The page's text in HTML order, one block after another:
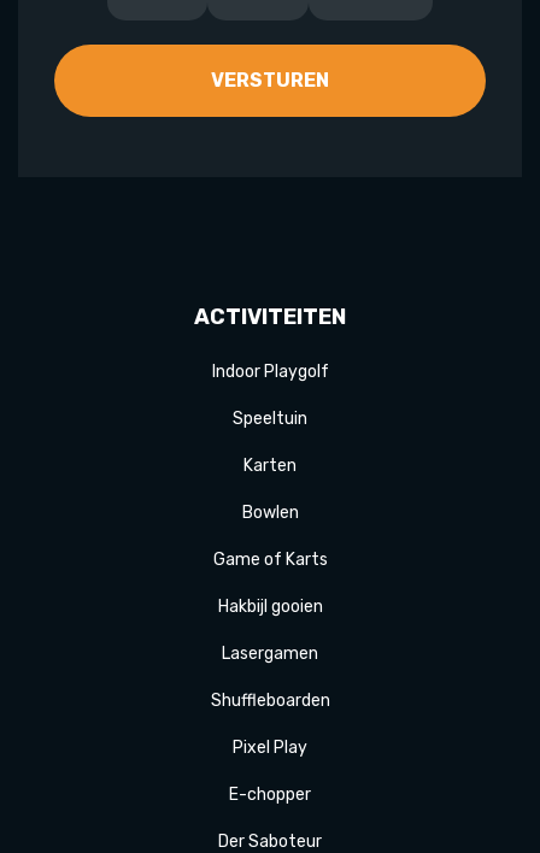
ACTIVITEITEN
Indoor Playgolf
Speeltuin
Karten
Bowlen
Game of Karts
Hakbijl gooien
Lasergamen
Shuffleboarden
Pixel Play
E-chopper
DerSaboteur